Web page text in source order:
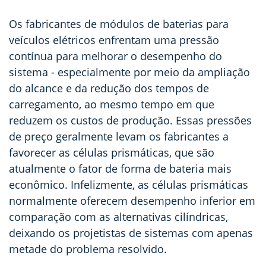
Os fabricantes de módulos de baterias para
veículos elétricos enfrentam uma pressão
contínua para melhorar o desempenho do
sistema - especialmente por meio da ampliação
do alcance e da redução dos tempos de
carregamento, ao mesmo tempo em que
reduzem os custos de produção. Essas pressões
de preço geralmente levam os fabricantes a
favorecer as células prismáticas, que são
atualmente o fator de forma de bateria mais
econômico. Infelizmente, as células prismáticas
normalmente oferecem desempenho inferior em
comparação com as alternativas cilíndricas,
deixando os projetistas de sistemas com apenas
metade do problema resolvido.